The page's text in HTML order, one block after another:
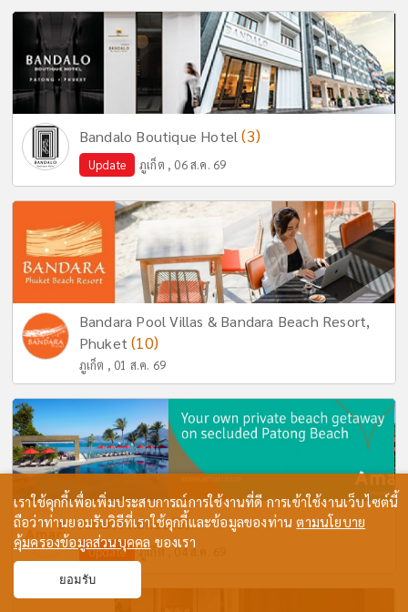
Bandalo Boutique Hotel(3)
Update ภูเก็ต , 06 ส.ค. 69
Bandara Pool Villas & Bandara Beach Resort,
Phuket(10)
ภูเก็ต , 01 ส.ค. 69
Amari Phuket(5)
Update ภูเก็ต , 04 ส.ค. 69
เราใช้คุกกี้เพื่อเพิ่มประสบการณ์การใช้งานที่ดี การเข้าใช้งานเว็บไซต์นี้
ถือว่าท่านยอมรับวิธีที่เราใช้คุกกี้และข้อมูลของท่านตามนโยบาย
คุ้มครองข้อมูลส่วนบุคคล ของเรา
ยอมรับ